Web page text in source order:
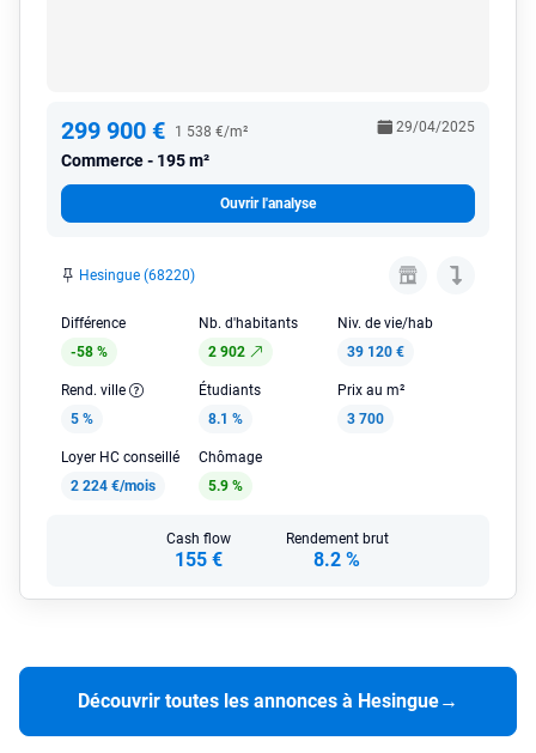
299 900 € 1 538 €/m²
Commerce 195 m²
29/04/2025
Ouvrir l'analyse
Hesingue (68220)
Différence
-58 %
Nb. d'habitants
2 902
Niv. de vie/hab
39 120 €
Rend. ville
5 %
Étudiants
8.1 %
Prix au m²
3 700
Loyer HC conseillé
2 224 €/mois
Chômage
5.9 %
Cash flow
155 €
Rendement brut
8.2 %
Découvrir toutes les annonces à Hesingue→